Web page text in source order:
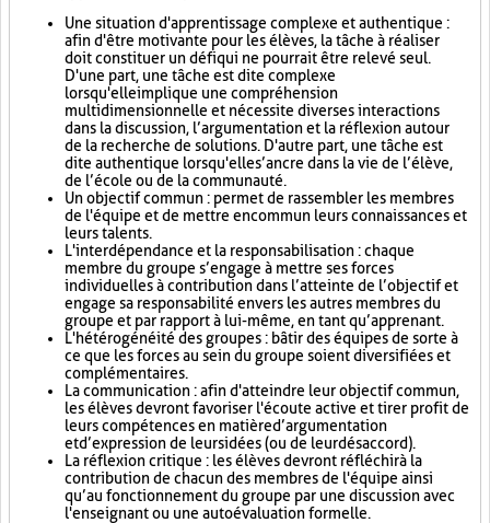
Une situation d'apprentissage complexe et authentique :
afin d'être motivante pour les élèves, la tâche à réaliser
doit constituer un défi qui ne pourrait être relevé seul.
D'une part, une tâche est dite complexe
lorsqu'elle implique une compréhension
multidimensionnelle et nécessite diverses interactions
dans la discussion, l’argumentation et la réflexion autour
de la recherche de solutions. D'autre part, une tâche est
dite authentique lorsqu'elle s’ancre dans la vie de l’élève,
de l’école ou de la communauté.
Un objectif commun : permet de rassembler les membres
de l'équipe et de mettre en commun leurs connaissances et
leurs talents.
L'interdépendance et la responsabilisation : chaque
membre du groupe s’engage à mettre ses forces
individuelles à contribution dans l’atteinte de l’objectif et
engage sa responsabilité envers les autres membres du
groupe et par rapport à lui-même, en tant qu’apprenant.
L'hétérogénéité des groupes : bâtir des équipes de sorte à
ce que les forces au sein du groupe soient diversifiées et
complémentaires.
La communication : afin d'atteindre leur objectif commun,
les élèves devront favoriser l'écoute active et tirer profit de
leurs compétences en matière d’argumentation
et d’expression de leurs idées (ou de leur désaccord).
La réflexion critique : les élèves devront réfléchir à la
contribution de chacun des membres de l'équipe ainsi
qu’au fonctionnement du groupe par une discussion avec
l'enseignant ou une autoévaluation formelle.